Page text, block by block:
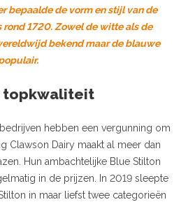
bepaalde de vorm en stijl van de
1720. Zowel de witte als de
bekend maar de blauwe
topkwaliteit
hebben een vergunning om
Clawson Dairy maakt al meer dan
Hun ambachtelijke Blue Stilton
in de prijzen. In 2019 sleepte
in maar liefst twee categorieën